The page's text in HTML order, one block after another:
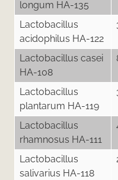
longum HA-135
Lactobacillus
acidophilus HA-122
Lactobacillus casei
HA-108
Lactobacillus
plantarum HA-119
Lactobacillus
rhamnosus HA-111
Lactobacillus
salivarius HA-118